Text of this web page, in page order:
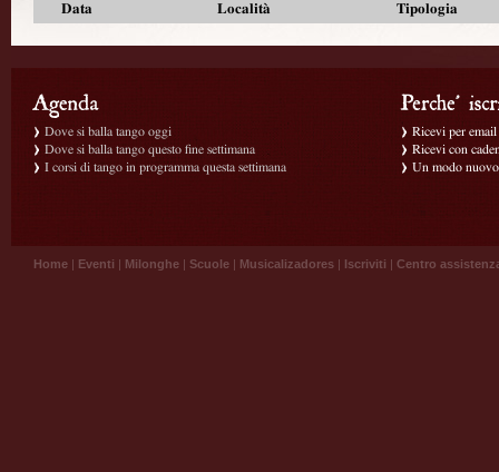
Data Località Tipologia
Dove si balla tango oggi
Dove si balla tango questo fine settimana
I corsi di tango in programma questa settimana
Ricevi per
Ricevi con
Un modo
Home | Eventi | Milonghe | Scuole | Musicalizadores | Iscriviti | Centro